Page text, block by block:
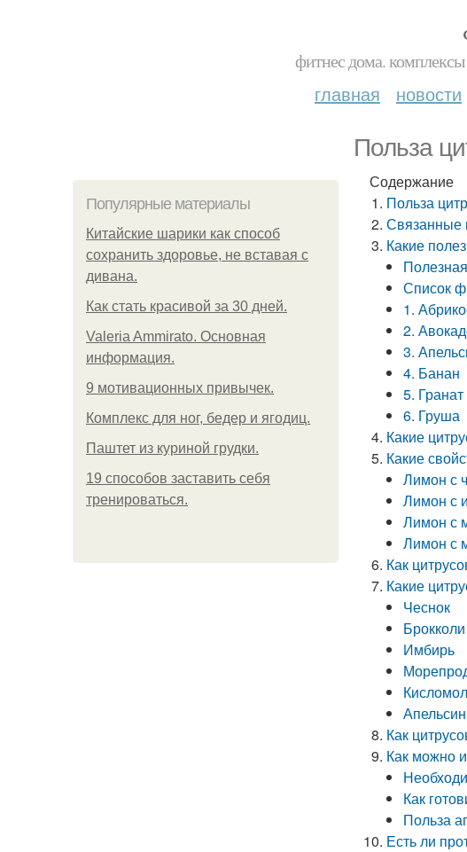
фитнес дома.
главная новости
Польза
Популярные материалы
Китайские шарики как способ
сохранить здоровье, не вставая с
дивана.
Как стать красивой за 30 дней.
Valeria Ammirato. Основная
информация.
9 мотивационных привычек.
Комплекс для ног, бедер и ягодиц.
Паштет из куриной грудки.
19 способов заставить себя
тренироваться.
Содержание
Польза
Связанные
Какие
Список
1.
2.
3.
4. Банан
5. Гранат
6. Груша
Какие
Какие
Лимон с
Лимон с
Лимон с
Лимон с
Как
Какие
Чеснок
Брокколи
Имбирь
Как
Как можно
Как
Польза
Есть ли